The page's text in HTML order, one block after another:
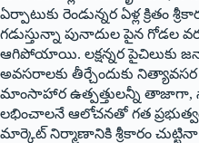
ఏర్పాటుకు రెండున్నర ఏళ్ల క్రితం
గడుస్తున్నా పునాదుల పైన గోడల
ఆగిపోయాయి. లక్షన్నర పైచిలుకు
అవసరాలకు తీర్చేందుకు
మాంసాహార ఉత్పత్తులన్నీ
లభించాలనే ఆలోచనతో గత
‌మార్కెట్‌ ‌నిర్మాణానికి శ్రీకారం